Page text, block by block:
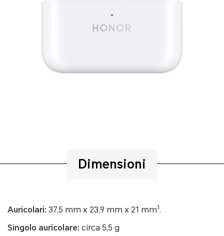
Dimensioni
Auricolari: 37,5 mm x 23,9 mm x 21 mm1.
Singolo auricolare: circa 5,5 g